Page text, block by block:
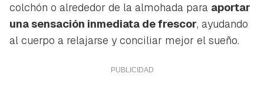
colchón o alrededor de la almohada para aportar
una sensación inmediata de frescor, ayudando
al cuerpo a relajarse y conciliar mejor el sueño.